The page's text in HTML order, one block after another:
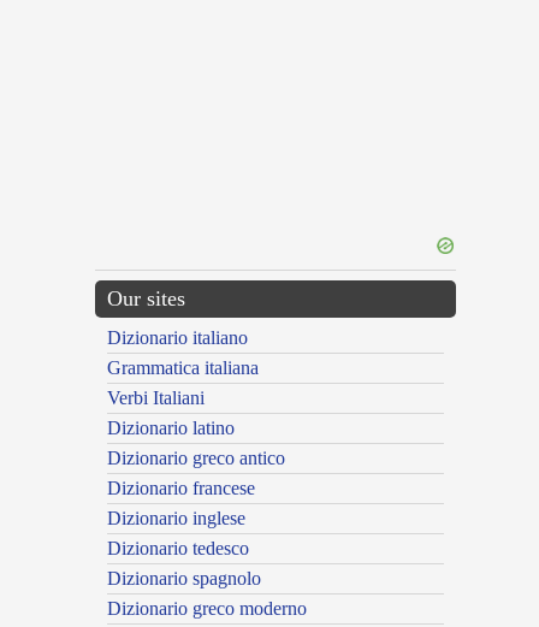
Our sites
Dizionario italiano
Grammatica italiana
Verbi Italiani
Dizionario latino
Dizionario greco antico
Dizionario francese
Dizionario inglese
Dizionario tedesco
Dizionario spagnolo
Dizionario greco moderno